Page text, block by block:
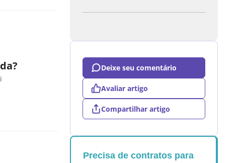
Deixe seu comentário
Avaliar artigo
Compartilhar artigo
Precisa de contratos para